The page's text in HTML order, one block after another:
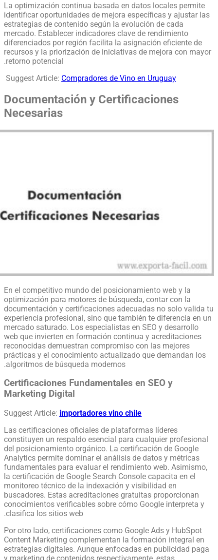
La optimización continua basada en datos locales permite
identificar oportunidades de mejora específicas y ajustar las
estrategias de contenido según la evolución de cada
mercado. Establecer indicadores clave de rendimiento
diferenciados por región facilita la asignación eficiente de
recursos y la priorización de iniciativas de mejora con mayor
retorno potencial.
Suggest Article: Compradores de Vino en Uruguay
Documentación y Certificaciones
Necesarias
En el competitivo mundo del posicionamiento web y la
optimización para motores de búsqueda, contar con la
documentación y certificaciones adecuadas no solo valida tu
experiencia profesional, sino que también te diferencia en un
mercado saturado. Los especialistas en SEO y desarrollo
web que invierten en formación continua y acreditaciones
reconocidas demuestran compromiso con las mejores
prácticas y el conocimiento actualizado que demandan los
algoritmos de búsqueda modernos.
Certificaciones Fundamentales en SEO y
Marketing Digital
Suggest Article: importadores vino chile
Las certificaciones oficiales de plataformas líderes
constituyen un respaldo esencial para cualquier profesional
del posicionamiento orgánico. La certificación de Google
Analytics permite dominar el análisis de datos y métricas
fundamentales para evaluar el rendimiento web. Asimismo,
la certificación de Google Search Console capacita en el
monitoreo técnico de la indexación y visibilidad en
buscadores. Estas acreditaciones gratuitas proporcionan
conocimientos verificables sobre cómo Google interpreta y
clasifica los sitios web.
Por otro lado, certificaciones como Google Ads y HubSpot
Content Marketing complementan la formación integral en
estrategias digitales. Aunque enfocadas en publicidad paga